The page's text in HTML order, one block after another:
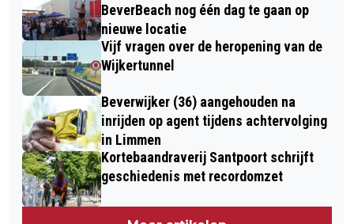
BeverBeach nog één dag te gaan op
nieuwe locatie
Vijf vragen over de heropening van de
Wijkertunnel
Beverwijker (36) aangehouden na
inrijden op agent tijdens achtervolging
in Limmen
Kortebaandraverij Santpoort schrijft
geschiedenis met recordomzet